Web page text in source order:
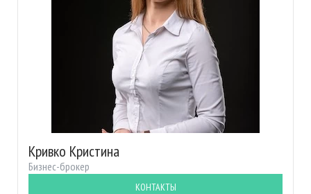
Кривко Кристина
Бизнес-брокер
КОНТАКТЫ